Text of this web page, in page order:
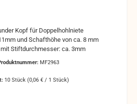
Kopf für Doppelhohlniete
und Schafthöhe von ca. 8 mm
mit Stiftdurchmesser: ca. 3mm
MF2963
10 Stück (0,06 € / 1 Stück)